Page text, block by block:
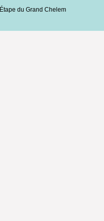
Étape du Grand Chelem